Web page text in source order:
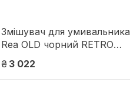
Змішувач для умивальника
Rea OLD чорний RETRO
(REA-B0225)
₴ 3 022